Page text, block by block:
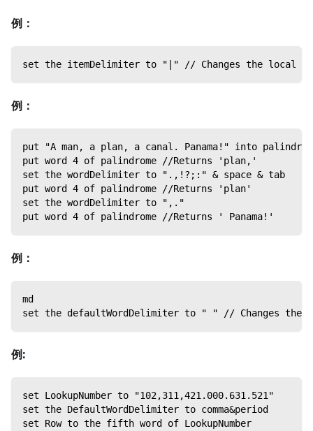
例：
set the itemDelimiter to "|" // Changes the local
例：
put "A man, a plan, a canal. Panama!" into
put word 4 of palindrome //Returns 'plan,'
set the wordDelimiter to ".,!?;:" & space & tab
put word 4 of palindrome //Returns 'plan'
set the wordDelimiter to ",."
put word 4 of palindrome //Returns ' Panama!'
例：
md
set the defaultWordDelimiter to " " // Changes the
例:
set LookupNumber to "102,311,421.000.631.521"
set the DefaultWordDelimiter to comma&period
set Row to the fifth word of LookupNumber